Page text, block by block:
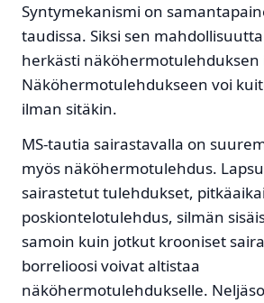
Syntymekanismi on
taudissa. Siksi sen
herkästi näköhermotulehduksen
Näköhermotulehdukseen voi
ilman sitäkin.
MS-tautia sairastavalla on
myös näköhermotulehdus.
sairastetut tulehdukset,
poskiontelotulehdus, silmän
samoin kuin jotkut krooniset
borrelioosi voivat altistaa
näköhermotulehdukselle.